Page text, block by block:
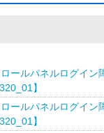
ールパネルログイン
】
ールパネルログイン
】